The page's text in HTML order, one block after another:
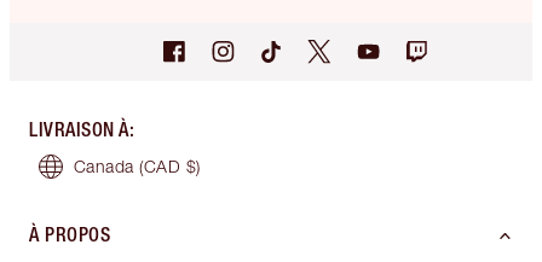
LIVRAISON À:
Canada (CAD $)
À PROPOS